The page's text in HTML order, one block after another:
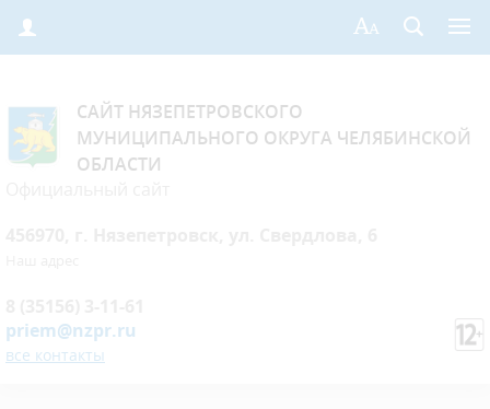
САЙТ НЯЗЕПЕТРОВСКОГО
МУНИЦИПАЛЬНОГО ОКРУГА ЧЕЛЯБИНСКОЙ
ОБЛАСТИ
priem@nzpr.ru
все контакты